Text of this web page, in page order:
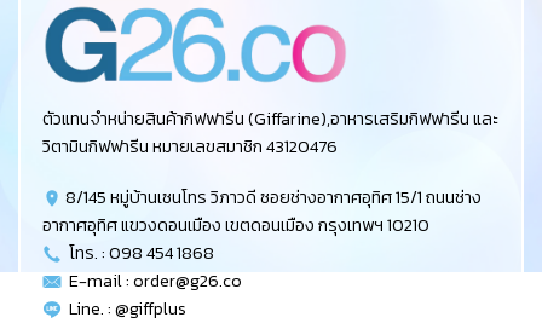
ตัวแทนจำหน่ายสินค้ากิฟฟารีน (Giffarine),อาหารเสริมกิฟฟารีน และ
วิตามินกิฟฟารีน หมายเลขสมาชิก 43120476
8/145 หมู่บ้านเซนโทร วิภาวดี ซอยช่างอากาศอุทิศ 15/1 ถนนช่าง
อากาศอุทิศ แขวงดอนเมือง เขตดอนเมือง กรุงเทพฯ 10210
โทร. : 098 454 1868
E-mail :order@g26.co
Line. : @giffplus